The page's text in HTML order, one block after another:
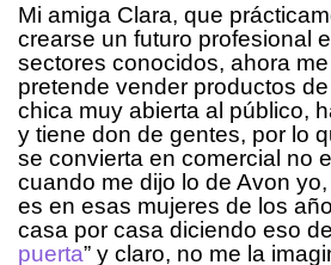
Mi amiga Clara, que
crearse un futuro profesional
sectores conocidos, ahora
pretende vender productos
chica muy abierta al público,
y tiene don de gentes, por lo
se convierta en comercial no
cuando me dijo lo de Avon
es en esas mujeres de los
casa por casa diciendo eso
puerta” y claro, no me la